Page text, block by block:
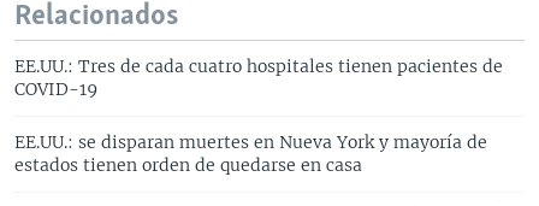
Relacionados
EE.UU.: Tres de cada cuatro hospitales tienen pacientes de
COVID-19
EE.UU.: se disparan muertes en Nueva York y mayoría de
estados tienen orden de quedarse en casa